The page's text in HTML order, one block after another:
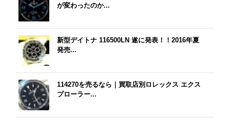
が変わったのか...
新型デイトナ 116500LN 遂に発表！！2016年夏
発売...
114270を売るなら｜買取店別ロレックス エクス
プローラー...